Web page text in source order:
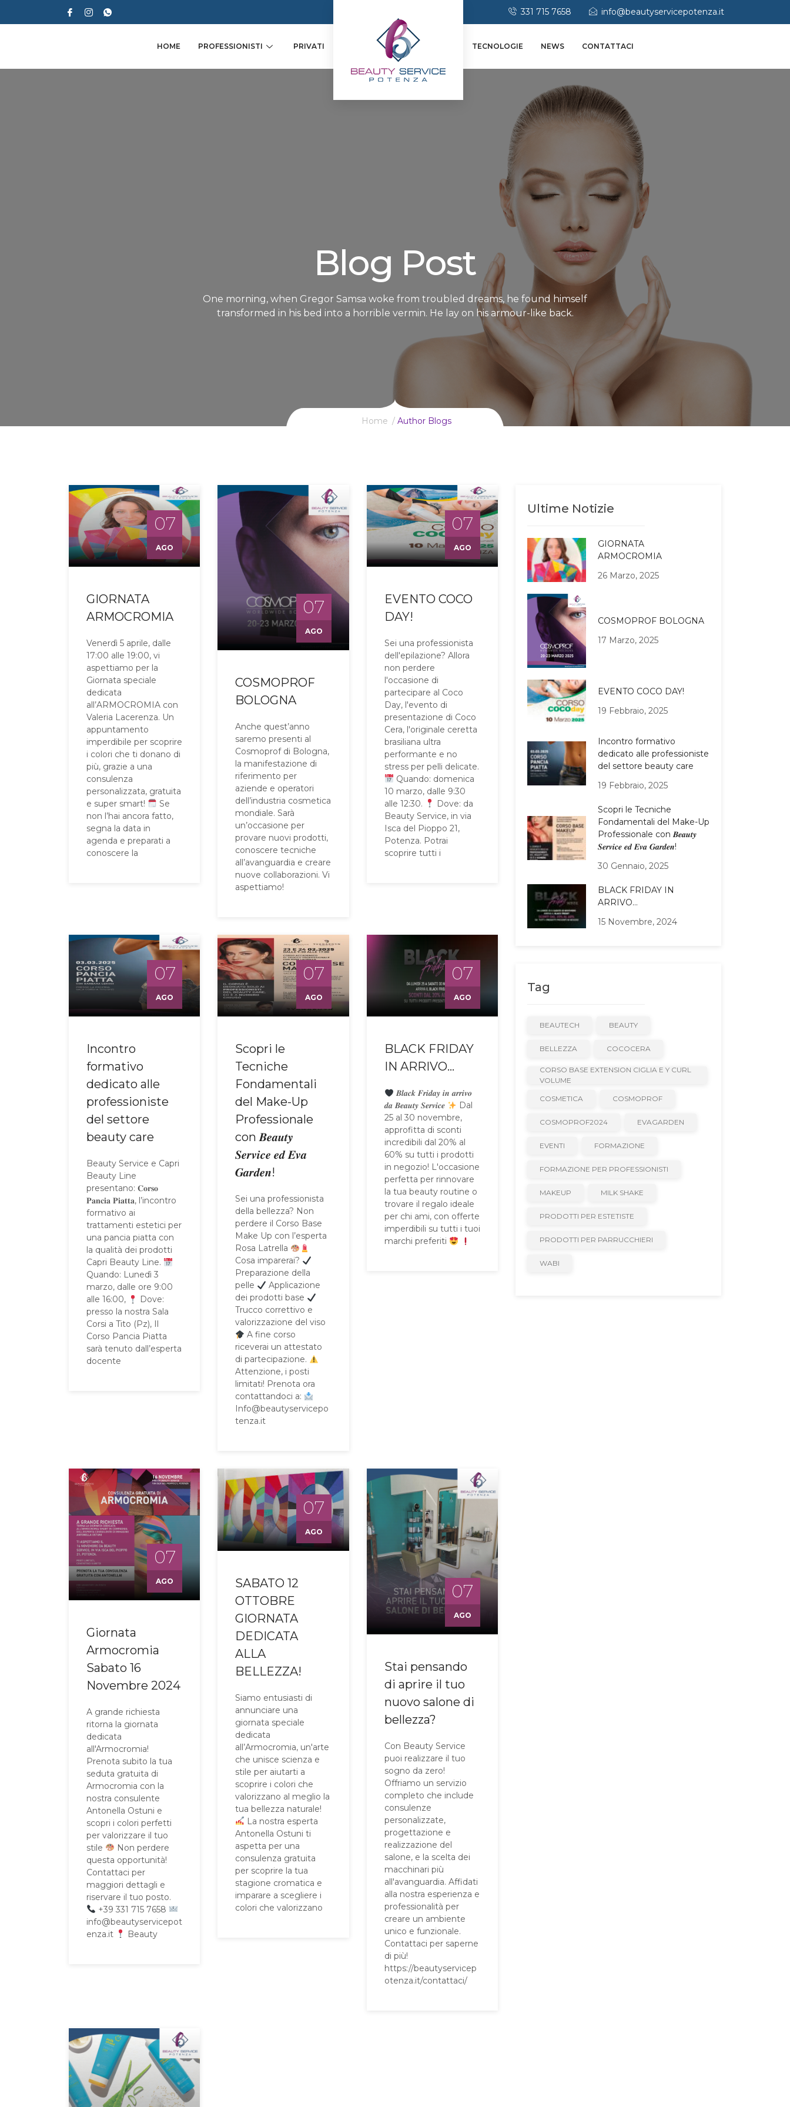
331 715 7658 info@beautyservicepotenza.it
HOME PROFESSIONISTI PRIVATI TECNOLOGIE NEWS CONTATTACI
Blog Post
One morning, when Gregor Samsa woke from troubled dreams, he found himself
transformed in his bed into a horrible vermin. He lay on his armour-like back.
Home Author Blogs
07
AGO
GIORNATA
ARMOCROMIA
Venerdì 5 aprile, dalle
17:00 alle 19:00, vi
aspettiamo per la
Giornata speciale
dedicata
all’ARMOCROMIA con
Valeria Lacerenza. Un
appuntamento
imperdibile per scoprire
i colori che ti donano di
più, grazie a una
consulenza
personalizzata, gratuita
e super smart!
Se
non l’hai ancora fatto,
segna la data in
agenda e preparati a
conoscere la
07
AGO
COSMOPROF
BOLOGNA
Anche quest’anno
saremo presenti al
Cosmoprof di Bologna,
la manifestazione di
riferimento per
aziende e operatori
dell’industria cosmetica
mondiale. Sarà
un’occasione per
provare nuovi prodotti,
conoscere tecniche
all’avanguardia e creare
nuove collaborazioni. Vi
aspettiamo!
07
AGO
EVENTO COCO
DAY!
Sei una professionista
dell'epilazione? Allora
non perdere
l'occasione di
partecipare al Coco
Day, l'evento di
presentazione di Coco
Cera, l'originale ceretta
brasiliana ultra
performante e no
stress per pelli delicate.
Quando: domenica
10 marzo, dalle 9:30
alle 12:30.
Dove: da
Beauty Service, in via
Isca del Pioppo 21,
Potenza. Potrai
scoprire tutti i
07
AGO
Incontro
formativo
dedicato alle
professioniste
del settore
beauty care
Beauty Service e Capri
Beauty Line
presentano: 𝐂𝐨𝐫𝐬𝐨
𝐏𝐚𝐧𝐜𝐢𝐚 𝐏𝐢𝐚𝐭𝐭𝐚, l’incontro
formativo ai
trattamenti estetici per
una pancia piatta con
la qualità dei prodotti
Capri Beauty Line.
Quando: Lunedì 3
marzo, dalle ore 9:00
alle 16:00,
Dove:
presso la nostra Sala
Corsi a Tito (Pz), Il
Corso Pancia Piatta
sarà tenuto dall’esperta
docente
07
AGO
Scopri le
Tecniche
Fondamentali
del Make-Up
Professionale
con 𝑩𝒆𝒂𝒖𝒕𝒚
𝑺𝒆𝒓𝒗𝒊𝒄𝒆 𝒆𝒅 𝑬𝒗𝒂
𝑮𝒂𝒓𝒅𝒆𝒏!
Sei una professionista
della bellezza? Non
perdere il Corso Base
Make Up con l’esperta
Rosa Latrella
Cosa imparerai?
Preparazione della
pelle
Applicazione
dei prodotti base
Trucco correttivo e
valorizzazione del viso
A fine corso
riceverai un attestato
di partecipazione.
Attenzione, i posti
limitati! Prenota ora
contattandoci a:
Info@beautyservicepo
tenza.it
07
AGO
BLACK FRIDAY
IN ARRIVO…
𝑩𝒍𝒂𝒄𝒌 𝑭𝒓𝒊𝒅𝒂𝒚 𝒊𝒏 𝒂𝒓𝒓𝒊𝒗𝒐
𝒅𝒂 𝑩𝒆𝒂𝒖𝒕𝒚 𝑺𝒆𝒓𝒗𝒊𝒄𝒆
Dal
25 al 30 novembre,
approfitta di sconti
incredibili dal 20% al
60% su tutti i prodotti
in negozio! L'occasione
perfetta per rinnovare
la tua beauty routine o
trovare il regalo ideale
per chi ami, con offerte
imperdibili su tutti i tuoi
marchi preferiti
07
AGO
Giornata
Armocromia
Sabato 16
Novembre 2024
A grande richiesta
ritorna la giornata
dedicata
all'Armocromia!
Prenota subito la tua
seduta gratuita di
Armocromia con la
nostra consulente
Antonella Ostuni e
scopri i colori perfetti
per valorizzare il tuo
stile
Non perdere
questa opportunità!
Contattaci per
maggiori dettagli e
riservare il tuo posto.
+39 331 715 7658
info@beautyservicepot
enza.it
Beauty
07
AGO
SABATO 12
OTTOBRE
GIORNATA
DEDICATA
ALLA
BELLEZZA!
Siamo entusiasti di
annunciare una
giornata speciale
dedicata
all’Armocromia, un'arte
che unisce scienza e
stile per aiutarti a
scoprire i colori che
valorizzano al meglio la
tua bellezza naturale!
La nostra esperta
Antonella Ostuni ti
aspetta per una
consulenza gratuita
per scoprire la tua
stagione cromatica e
imparare a scegliere i
colori che valorizzano
07
AGO
Stai pensando
di aprire il tuo
nuovo salone di
bellezza?
Con Beauty Service
puoi realizzare il tuo
sogno da zero!
Offriamo un servizio
completo che include
consulenze
personalizzate,
progettazione e
realizzazione del
salone, e la scelta dei
macchinari più
all'avanguardia. Affidati
alla nostra esperienza e
professionalità per
creare un ambiente
unico e funzionale.
Contattaci per saperne
di più!
https://beautyservicep
otenza.it/contattaci/
Ultime Notizie
GIORNATA
ARMOCROMIA
26 Marzo, 2025
COSMOPROF BOLOGNA
17 Marzo, 2025
EVENTO COCO DAY!
19 Febbraio, 2025
Incontro formativo
dedicato alle professioniste
del settore beauty care
19 Febbraio, 2025
Scopri le Tecniche
Fondamentali del Make-Up
Professionale con 𝑩𝒆𝒂𝒖𝒕𝒚
𝑺𝒆𝒓𝒗𝒊𝒄𝒆 𝒆𝒅 𝑬𝒗𝒂 𝑮𝒂𝒓𝒅𝒆𝒏!
30 Gennaio, 2025
BLACK FRIDAY IN
ARRIVO…
15 Novembre, 2024
Tag
BEAUTECH BEAUTY
BELLEZZA COCOCERA
CORSO BASE EXTENSION CIGLIA E Y CURL
VOLUME
COSMETICA COSMOPROF
COSMOPROF2024 EVAGARDEN
EVENTI FORMAZIONE
FORMAZIONE PER PROFESSIONISTI
MAKEUP MILK SHAKE
PRODOTTI PER ESTETISTE
PRODOTTI PER PARRUCCHIERI
WABI